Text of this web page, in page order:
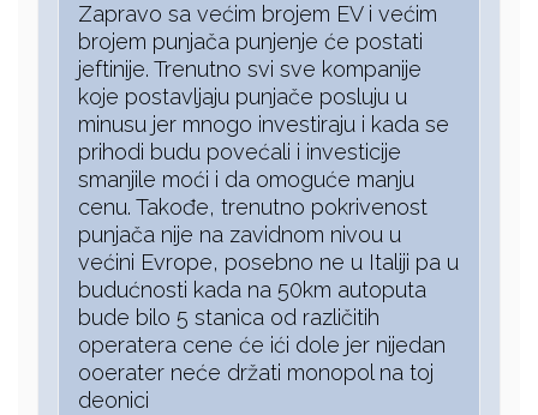
Zapravo sa većim brojem EV i većim
brojem punjača punjenje će postati
jeftinije. Trenutno svi sve kompanije
koje postavljaju punjače posluju u
minusu jer mnogo investiraju i kada se
prihodi budu povećali i investicije
smanjile moći i da omoguće manju
cenu. Takođe, trenutno pokrivenost
punjača nije na zavidnom nivou u
većini Evrope, posebno ne u Italiji pa u
budućnosti kada na 50km autoputa
bude bilo 5 stanica od različitih
operatera cene će ići dole jer nijedan
ooerater neće držati monopol na toj
deonici